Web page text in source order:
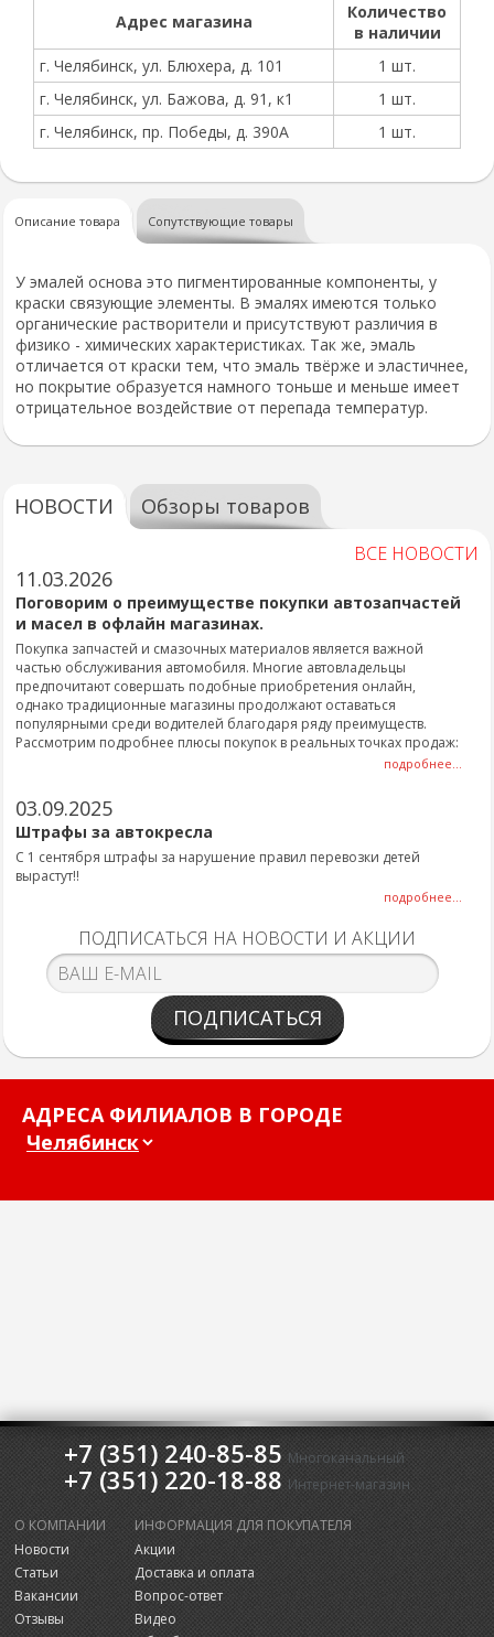
Адрес магазина
Количество
в наличии
г. Челябинск, ул. Блюхера, д. 101
1 шт.
г. Челябинск, ул. Бажова, д. 91, к1
1 шт.
г. Челябинск, пр. Победы, д. 390А
1 шт.
Описание товара Сопутствующие товары
У эмалей основа это пигментированные компоненты, у
краски связующие элементы. В эмалях имеются только
органические растворители и присутствуют различия в
физико - химических характеристиках. Так же, эмаль
отличается от краски тем, что эмаль твёрже и эластичнее,
но покрытие образуется намного тоньше и меньше имеет
отрицательное воздействие от перепада температур.
НОВОСТИ Обзоры товаров
ВСЕ НОВОСТИ
11.03.2026
Поговорим о преимуществе покупки автозапчастей
и масел в офлайн магазинах.
Покупка запчастей и смазочных материалов является важной
частью обслуживания автомобиля. Многие автовладельцы
предпочитают совершать подобные приобретения онлайн,
однако традиционные магазины продолжают оставаться
популярными среди водителей благодаря ряду преимуществ.
Рассмотрим подробнее плюсы покупок в реальных точках продаж:
подробнее...
03.09.2025
Штрафы за автокресла
С 1 сентября штрафы за нарушение правил перевозки детей
вырастут!!
подробнее...
ПОДПИСАТЬСЯ НА НОВОСТИ И АКЦИИ
ПОДПИСАТЬСЯ
АДРЕСА ФИЛИАЛОВ В ГОРОДЕ
+7 (351) 240-85-85 Многоканальный
+7 (351) 220-18-88 Интернет-магазин
О КОМПАНИИ
Новости
Статьи
Вакансии
Отзывы
ИНФОРМАЦИЯ ДЛЯ ПОКУПАТЕЛЯ
Акции
Доставка и оплата
Вопрос-ответ
Видео